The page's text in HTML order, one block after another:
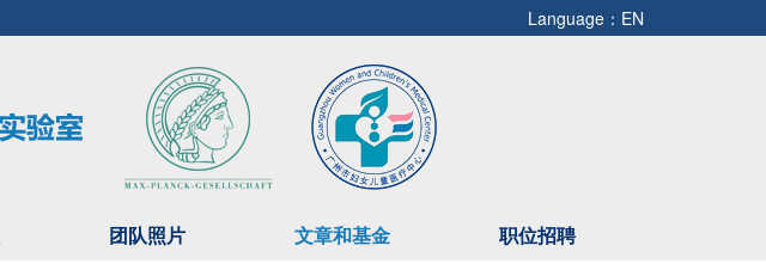
Language：EN
团队照片 文章和基金 职位招聘